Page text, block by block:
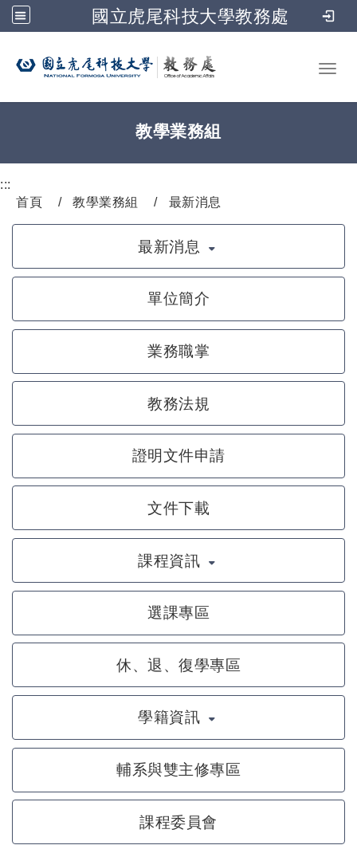
國立虎尾科技大學教務處
跳到主要內容
教學業務組
:::
首頁
教學業務組 最新消息
最新消息
單位簡介
業務職掌
教務法規
證明文件申請
文件下載
課程資訊
選課專區
休、退、復學專區
學籍資訊
輔系與雙主修專區
課程委員會